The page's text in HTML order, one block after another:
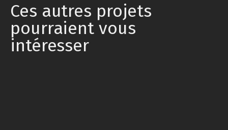
Ces autres projets
pourraient vous
intéresser